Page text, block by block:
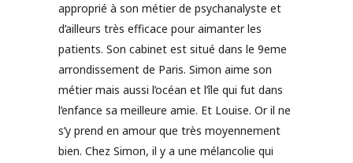
approprié à son métier de psychanalyste et
d’ailleurs très efficace pour aimanter les
patients. Son cabinet est situé dans le 9eme
arrondissement de Paris. Simon aime son
métier mais aussi l’océan et l’île qui fut dans
l’enfance sa meilleure amie. Et Louise. Or il ne
s’y prend en amour que très moyennement
bien. Chez Simon, il y a une mélancolie qui